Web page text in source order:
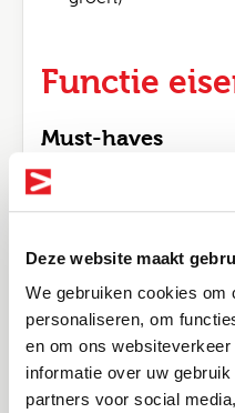
Deze website maakt
We gebruiken cookies om
personaliseren, om
en om ons
informatie over uw
partners voor social
Functie
Must-haves
Als wijkbeheerder werk
doelgroepen, daarom
juridisch)
Werkervaring bij
fijn, maar ervaring
kunnen passen!
Altijd als 1eBel